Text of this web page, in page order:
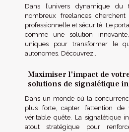
Dans l’univers dynamique du
nombreux freelances
professionnelle et sécurité. Le
comme une solution
uniques pour transformer le
autonomes. Découvrez...
Maximiser l'impact de
solutions de signalétique
Dans un monde où la
plus forte, capter l’attention
véritable quête. La signalétique
atout stratégique pour